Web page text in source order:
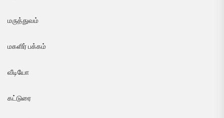
மருத்துவம்
மகளிர் பக்கம்
வீடியோ
கட்டுரை